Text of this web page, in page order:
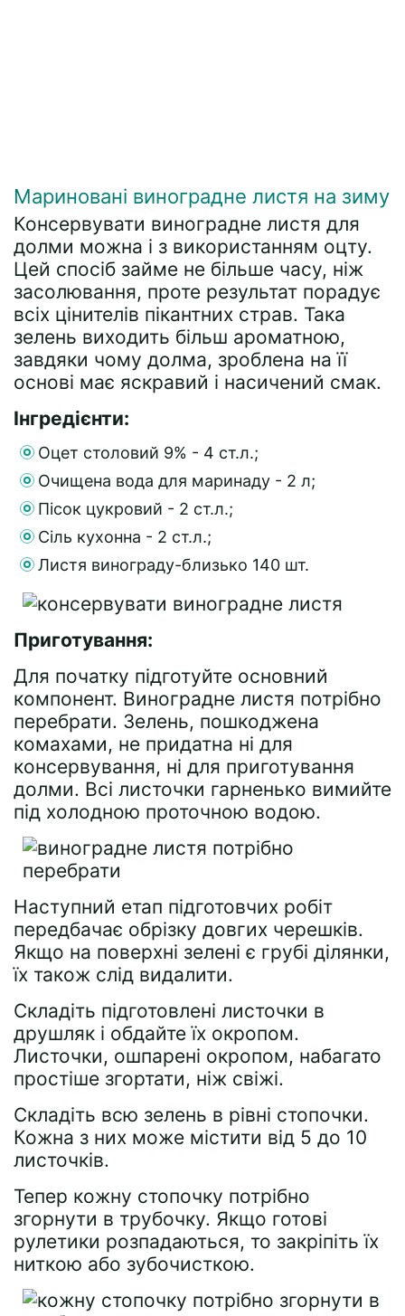
Мариновані виноградне листя на зиму
Консервувати виноградне листя для
долми можна і з використанням оцту.
Цей спосіб займе не більше часу, ніж
засолювання, проте результат порадує
всіх цінителів пікантних страв. Така
зелень виходить більш ароматною,
завдяки чому долма, зроблена на її
основі має яскравий і насичений смак.
Інгредієнти:
Оцет столовий 9% - 4 ст.л.;
Очищена вода для маринаду - 2 л;
Пісок цукровий - 2 ст.л.;
Сіль кухонна - 2 ст.л.;
Листя винограду-близько 140 шт.
Приготування:
Для початку підготуйте основний
компонент. Виноградне листя потрібно
перебрати. Зелень, пошкоджена
комахами, не придатна ні для
консервування, ні для приготування
долми. Всі листочки гарненько вимийте
під холодною проточною водою.
Наступний етап підготовчих робіт
передбачає обрізку довгих черешків.
Якщо на поверхні зелені є грубі ділянки,
їх також слід видалити.
Складіть підготовлені листочки в
друшляк і обдайте їх окропом.
Листочки, ошпарені окропом, набагато
простіше згортати, ніж свіжі.
Складіть всю зелень в рівні стопочки.
Кожна з них може містити від 5 до 10
листочків.
Тепер кожну стопочку потрібно
згорнути в трубочку. Якщо готові
рулетики розпадаються, то закріпіть їх
ниткою або зубочисткою.